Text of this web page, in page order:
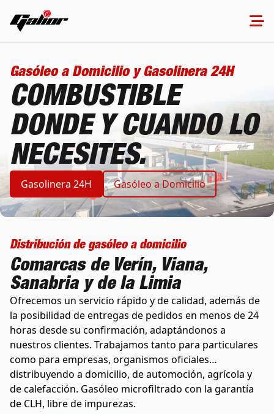
Gasóleo a Domicilio y Gasolinera 24H
COMBUSTIBLE
DONDE Y CUANDO LO
NECESITES.
Gasolinera 24H Gasóleo a Domicilio
Distribución de gasóleo a domicilio
Comarcas de Verín, Viana,
Sanabria y de la Limia
Ofrecemos un servicio rápido y de calidad, además de
la posibilidad de entregas de pedidos en menos de 24
horas desde su confirmación, adaptándonos a
nuestros clientes. Trabajamos tanto para particulares
como para empresas, organismos oficiales…
distribuyendo a domicilio, de automoción, agrícola y
de calefacción. Gasóleo microfiltrado con la garantía
de CLH, libre de impurezas.